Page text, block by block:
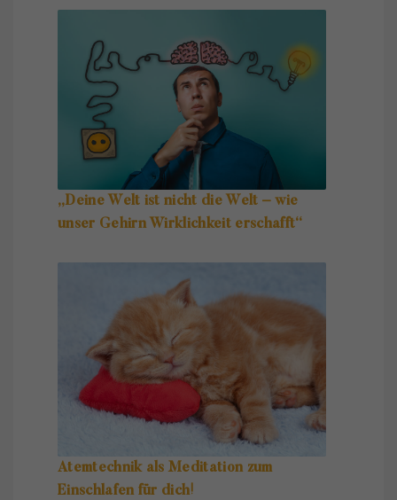
„Deine Welt ist nicht die Welt – wie
unser Gehirn Wirklichkeit erschafft“
Atemtechnik als Meditation zum
Einschlafen für dich!